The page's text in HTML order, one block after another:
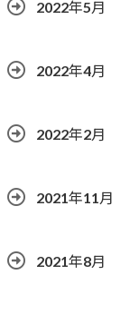
2022年5月
2022年4月
2022年2月
2021年11月
2021年8月